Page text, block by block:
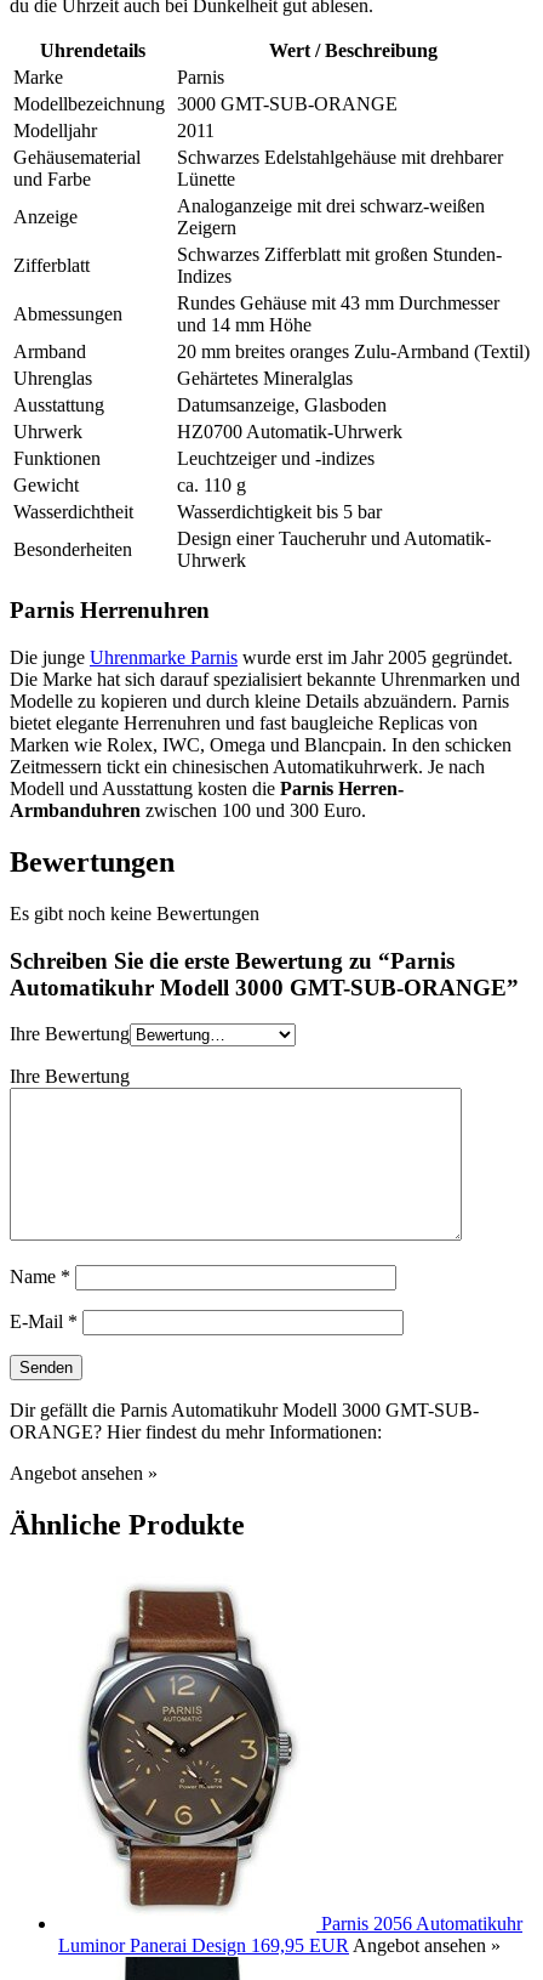
du die Uhrzeit auch bei Dunkelheit gut ablesen.
Uhrendetails
Wert / Beschreibung
Marke
Parnis
Modellbezeichnung 3000 GMT-SUB-ORANGE
Modelljahr
2011
Gehäusematerial
und Farbe
Schwarzes Edelstahlgehäuse mit drehbarer
Lünette
Anzeige
Analoganzeige mit drei schwarz-weißen
Zeigern
Zifferblatt
Schwarzes Zifferblatt mit großen Stunden-
Indizes
Abmessungen
Rundes Gehäuse mit 43 mm Durchmesser
und 14 mm Höhe
Armband
20 mm breites oranges Zulu-Armband (Textil)
Uhrenglas
Gehärtetes Mineralglas
Ausstattung
Datumsanzeige, Glasboden
Uhrwerk
HZ0700 Automatik-Uhrwerk
Funktionen
Leuchtzeiger und -indizes
Gewicht
ca. 110 g
Wasserdichtheit
Wasserdichtigkeit bis 5 bar
Besonderheiten
Design einer Taucheruhr und Automatik-
Uhrwerk
Parnis Herrenuhren
Die junge Uhrenmarke Parnis wurde erst im Jahr 2005 gegründet.
Die Marke hat sich darauf spezialisiert bekannte Uhrenmarken und
Modelle zu kopieren und durch kleine Details abzuändern. Parnis
bietet elegante Herrenuhren und fast baugleiche Replicas von
Marken wie Rolex, IWC, Omega und Blancpain. In den schicken
Zeitmessern tickt ein chinesischen Automatikuhrwerk. Je nach
Modell und Ausstattung kosten die Parnis Herren-
Armbanduhren zwischen 100 und 300 Euro.
Bewertungen
Es gibt noch keine Bewertungen
Schreiben Sie die erste Bewertung zu “Parnis
Automatikuhr Modell 3000 GMT-SUB-ORANGE”
Ihre Bewertung
Ihre Bewertung
Name *
E-Mail *
Dir gefällt die Parnis Automatikuhr Modell 3000 GMT-SUB-
ORANGE? Hier findest du mehr Informationen:
Angebot ansehen »
Ähnliche Produkte
Parnis 2056 Automatikuhr
Luminor Panerai Design 169,95 EUR Angebot ansehen »